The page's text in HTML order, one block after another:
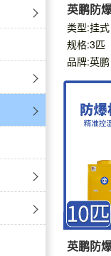
英鹏防
类型:挂式
规格:3匹
品牌:英鹏
英鹏防